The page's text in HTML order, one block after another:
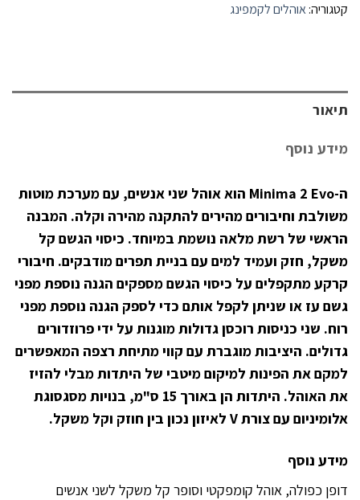
קטגוריה:אוהלים לקמפינג
תיאור
מידע נוסף
ה-Minima 2 Evo הוא אוהל שני אנשים, עם מערכת מוטות
משולבת וחיבורים מהירים להתקנה מהירה וקלה. המבנה
הראשי של רשת מלאה נושמת במיוחד. כיסוי הגשם קל
משקל, חזק ועמיד למים עם בניית תפרים מודבקים. חיבורי
קרקע מתקפלים על כיסוי הגשם מספקים הגנה נוספת מפני
גשם עז או שניתן לקפל אותם כדי לספק הגנה נוספת מפני
רוח. שני כניסות רוכסן גדולות מוגנות על ידי פרוזדורים
גדולים. היציבות מוגברת עם קווי מתיחת רצפה המאפשרים
למקם את הפינות למיקום מיטבי של היתדות מבלי להזיז
את האוהל. היתדות הן באורך 15 ס"מ, בנויות מסגסוגת
אלומיניום עם צורת V לאיזון נכון בין חוזק וקל משקל.
מידע נוסף
דופן כפולה, אוהל קומפקטי וסופר קל משקל לשני אנשים